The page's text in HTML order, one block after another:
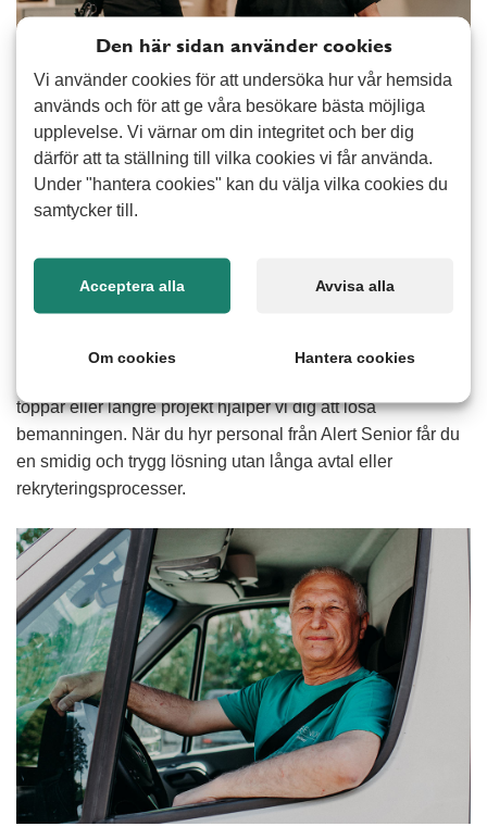
När du hyr personal vill du ha någon som snabbt kommer
in i arbetsuppgifterna, tar ansvar och ger ett tryggt intryck.
Med bemanning från Alert Senior får du medarbetare som
entreprenadverksamheter och många fler branscher och
toppar eller längre projekt hjälper vi dig att lösa
bemanningen. När du hyr personal från Alert Senior får du
en smidig och trygg lösning utan långa avtal eller
rekryteringsprocesser.
Den här sidan använder cookies
Vi använder cookies för att undersöka hur vår hemsida
används och för att ge våra besökare bästa möjliga
upplevelse. Vi värnar om din integritet och ber dig
därför att ta ställning till vilka cookies vi får använda.
Under "hantera cookies" kan du välja vilka cookies du
samtycker till.
Acceptera alla Avvisa alla
Om cookies Hantera cookies